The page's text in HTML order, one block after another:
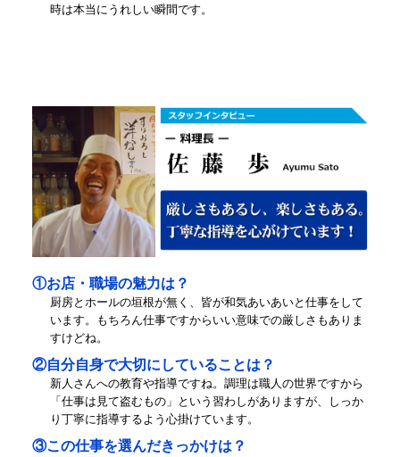
時は本当にうれしい瞬間です。
①お店・職場の魅力は？
厨房とホールの垣根が無く、皆が和気あいあいと仕事をして
います。もちろん仕事ですからいい意味での厳しさもありま
すけどね。
②自分自身で大切にしていることは？
新人さんへの教育や指導ですね。調理は職人の世界ですから
「仕事は見て盗むもの」という習わしがありますが、しっか
り丁寧に指導するよう心掛けています。
③この仕事を選んだきっかけは？